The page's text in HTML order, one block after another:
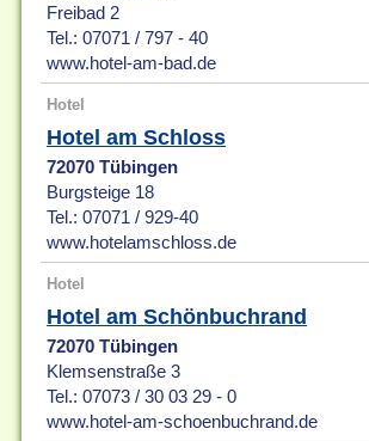
Freibad 2
Tel.: 07071 / 797 - 40
www.hotel-am-bad.de
Hotel
Hotel am Schloss
72070 Tübingen
Burgsteige 18
Tel.: 07071 / 929-40
www.hotelamschloss.de
Hotel
Hotel am Schönbuchrand
72070 Tübingen
Klemsenstraße 3
Tel.: 07073 / 30 03 29 - 0
www.hotel-am-schoenbuchrand.de